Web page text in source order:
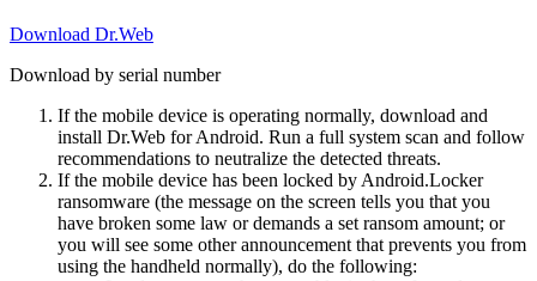
Download Dr.Web
Download by serial number
If the mobile device is operating normally, download and
install Dr.Web for Android. Run a full system scan and follow
recommendations to neutralize the detected threats.
If the mobile device has been locked by Android.Locker
ransomware (the message on the screen tells you that you
have broken some law or demands a set ransom amount; or
you will see some other announcement that prevents you from
using the handheld normally), do the following: